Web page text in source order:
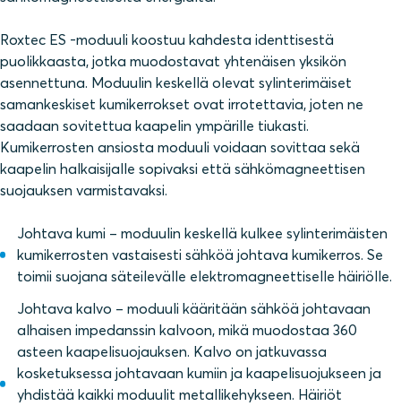
Roxtec ES -moduuli koostuu kahdesta identtisestä
puolikkaasta, jotka muodostavat yhtenäisen yksikön
asennettuna. Moduulin keskellä olevat sylinterimäiset
samankeskiset kumikerrokset ovat irrotettavia, joten ne
saadaan sovitettua kaapelin ympärille tiukasti.
Kumikerrosten ansiosta moduuli voidaan sovittaa sekä
kaapelin halkaisijalle sopivaksi että sähkömagneettisen
suojauksen varmistavaksi.
Johtava kumi – moduulin keskellä kulkee sylinterimäisten
kumikerrosten vastaisesti sähköä johtava kumikerros. Se
toimii suojana säteilevälle elektromagneettiselle häiriölle.
Johtava kalvo – moduuli kääritään sähköä johtavaan
alhaisen impedanssin kalvoon, mikä muodostaa 360
asteen kaapelisuojauksen. Kalvo on jatkuvassa
kosketuksessa johtavaan kumiin ja kaapelisuojukseen ja
yhdistää kaikki moduulit metallikehykseen. Häiriöt